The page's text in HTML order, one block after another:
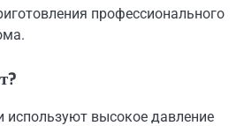
профессионального
используют высокое давление